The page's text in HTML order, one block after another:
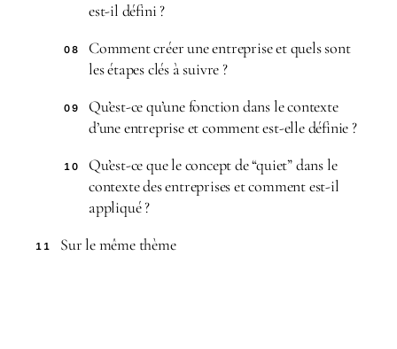
est-il défini ?
08
Comment créer une entreprise et quels sont
les étapes clés à suivre ?
09
Qu’est-ce qu’une fonction dans le contexte
d’une entreprise et comment est-elle définie ?
10
Qu’est-ce que le concept de “quiet” dans le
contexte des entreprises et comment est-il
appliqué ?
11 Sur le même thème